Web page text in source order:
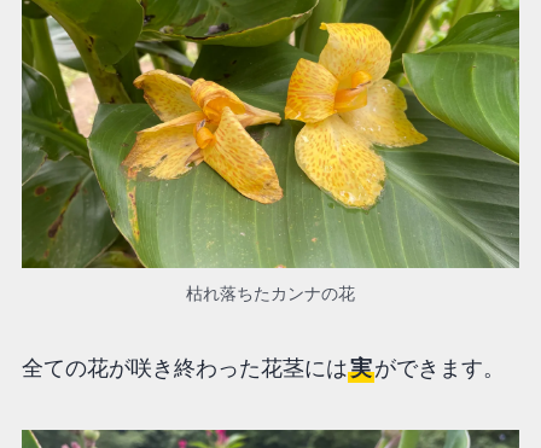
枯れ落ちたカンナの花
全ての花が咲き終わった花茎には実ができます。